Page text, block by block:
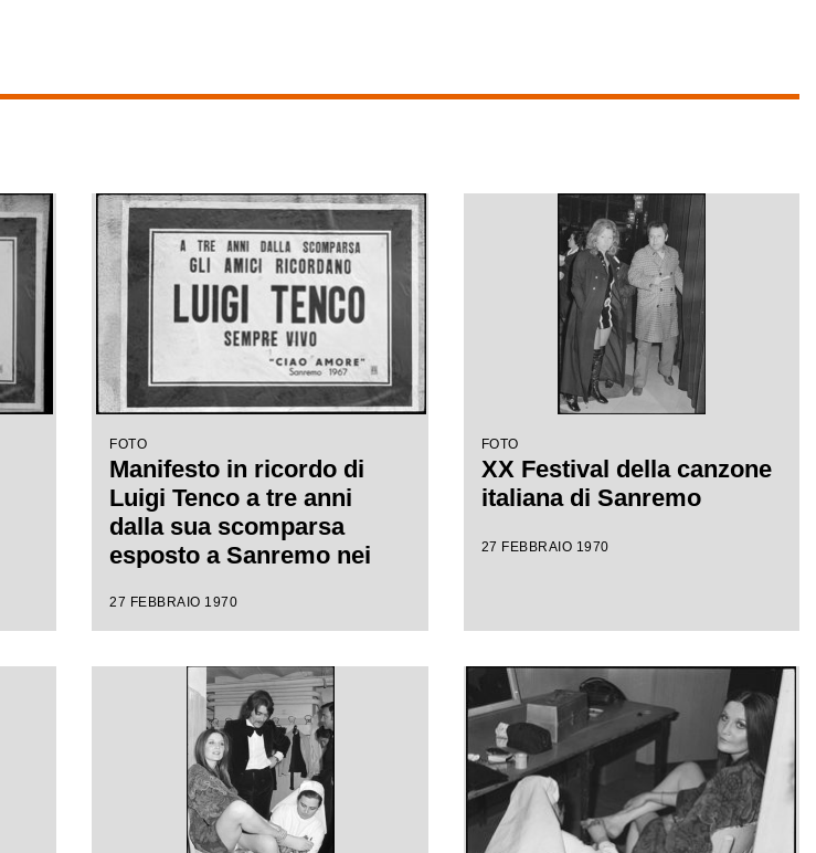
FOTO
Manifesto in ricordo di
Luigi Tenco a tre anni
dalla sua scomparsa
esposto a Sanremo nei
della canzone italiana
27 FEBBRAIO 1970
FOTO
XX Festival della canzone
italiana di Sanremo
27 FEBBRAIO 1970